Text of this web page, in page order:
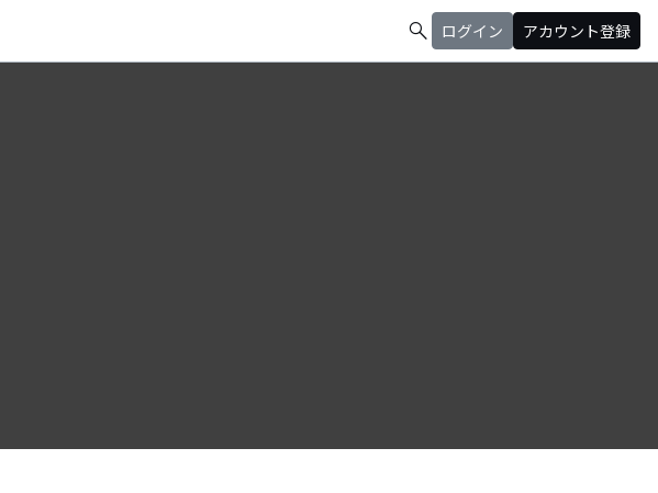
search ログイン アカウント登録